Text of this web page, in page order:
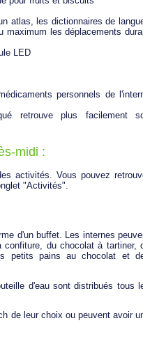
atlas, les dictionnaires de
maximum les déplacements
LED
personnels de
retrouve plus facilement
midi :
activités. Vous pouvez
"Activités".
d'un buffet. Les internes
du chocolat à tartiner,
petits pains au chocolat et
d'eau sont distribués tous
de leur choix ou peuvent avoir